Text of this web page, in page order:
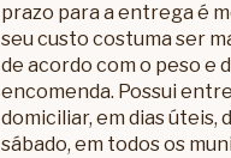
prazo para a entrega é
seu custo costuma ser
de acordo com o peso e
encomenda. Possui
domiciliar, em dias úteis,
sábado, em todos os